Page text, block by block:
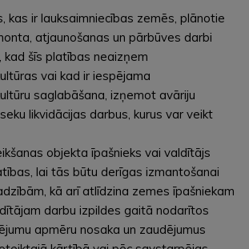
kas ir lauksaimniecības zemēs, plānotie
atjaunošanas un pārbūves darbi
kad šīs platības neaizņem
vai kad ir iespējama
saglabāšana, izņemot avāriju
likvidācijas darbus, kurus var veikt
objekta īpašnieks vai valdītājs
lai tās būtu derīgas izmantošanai
kā arī atlīdzina zemes īpašniekam
darbu izpildes gaitā nodarītos
apmēru nosaka un zaudējumus